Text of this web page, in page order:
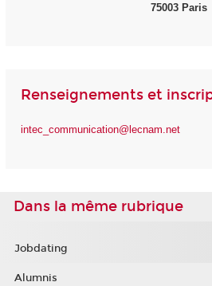
75003 Paris
Renseignements et
intec_communication@lecnam.net
Dans la même rubrique
Jobdating
Alumnis